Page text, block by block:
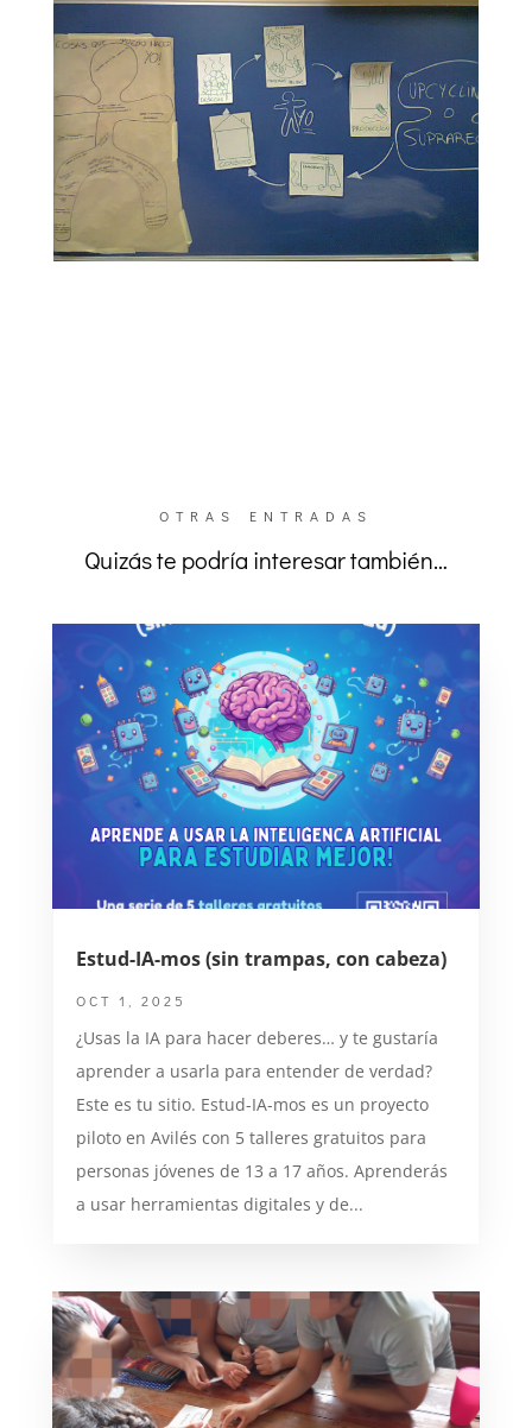
OTRAS ENTRADAS
Quizás te podría interesar también…
Estud-IA-mos (sin trampas, con cabeza)
OCT 1, 2025
¿Usas la IA para hacer deberes… y te gustaría
aprender a usarla para entender de verdad?
Este es tu sitio. Estud-IA-mos es un proyecto
piloto en Avilés con 5 talleres gratuitos para
personas jóvenes de 13 a 17 años. Aprenderás
a usar herramientas digitales y de...